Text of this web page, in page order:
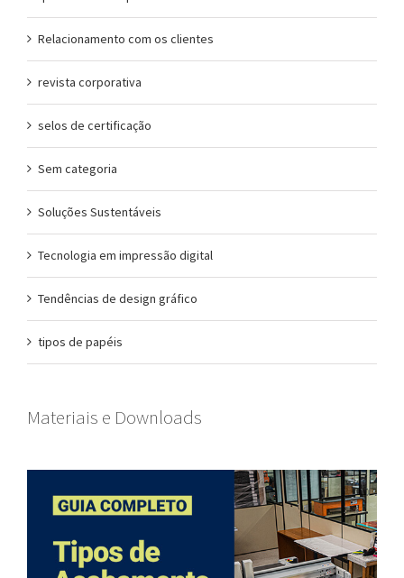
Relacionamento com os clientes
revista corporativa
selos de certificação
Sem categoria
Soluções Sustentáveis
Tecnologia em impressão digital
Tendências de design gráfico
tipos de papéis
Materiais e Downloads